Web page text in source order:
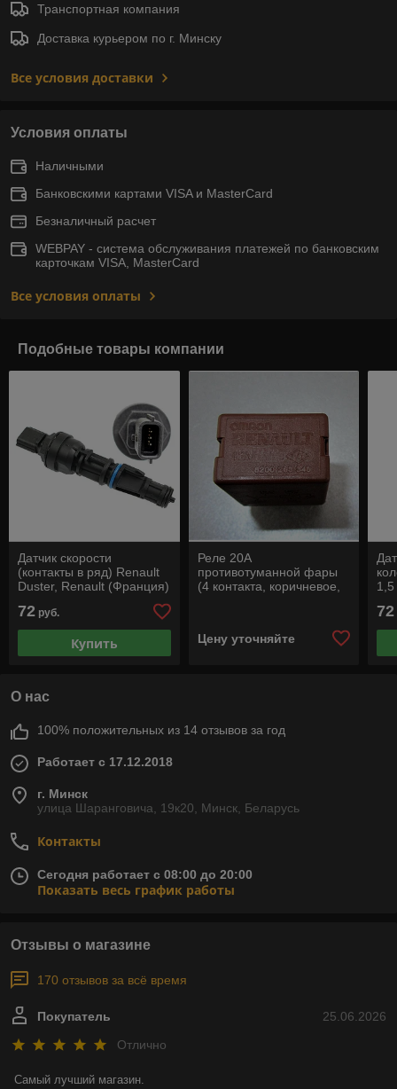
Транспортная компания
Доставка курьером по г. Минску
Все условия доставки
Условия оплаты
Наличными
Банковскими картами VISA и MasterCard
Безналичный расчет
WEBPAY - система обслуживания платежей по банковским
карточкам VISA, MasterCard
Все условия оплаты
Подобные товары компании
Датчик скорости
(контакты в ряд) Renault
Duster, Renault (Франция)
72 руб.
Купить
Реле 20А
противотуманной фары
(4 контакта, коричневое,
Цену уточняйте
72
О нас
100% положительных из 14 отзывов за год
Работает с 17.12.2018
г. Минск
улица Шаранговича, 19к20, Минск, Беларусь
Контакты
Сегодня работает с 08:00 до 20:00
Показать весь график работы
Отзывы о магазине
170 отзывов за всё время
25.06.2026
Покупатель
Отлично
Самый лучший магазин.